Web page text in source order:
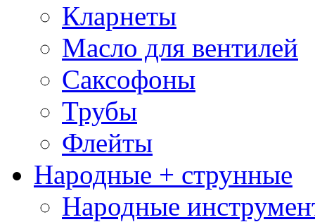
Кларнеты
Масло для вентилей
Саксофоны
Трубы
Флейты
Народные + струнные
Народные